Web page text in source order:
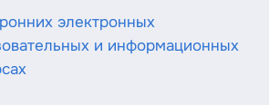
электронных
и информационных